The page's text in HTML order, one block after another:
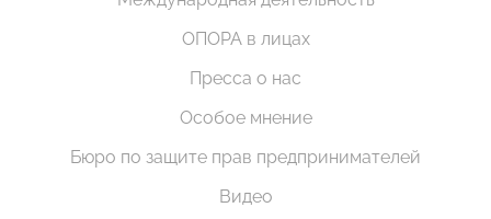
ОПОРА в лицах
Пресса о нас
Особое мнение
Бюро по защите прав предпринимателей
Видео